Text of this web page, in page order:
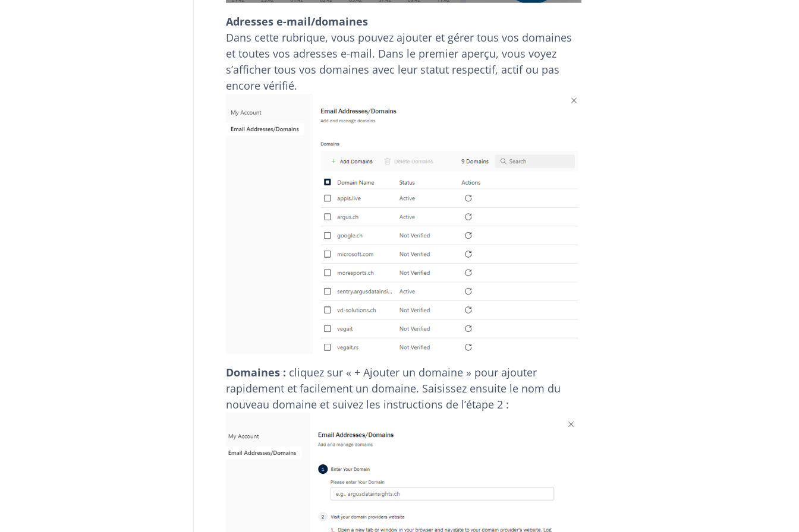
Adresses e-mail/domaines
Dans cette rubrique, vous pouvez ajouter et gérer tous vos domaines
et toutes vos adresses e-mail. Dans le premier aperçu, vous voyez
s’afficher tous vos domaines avec leur statut respectif, actif ou pas
encore vérifié.
Domaines : cliquez sur « + Ajouter un domaine » pour ajouter
rapidement et facilement un domaine. Saisissez ensuite le nom du
nouveau domaine et suivez les instructions de l’étape 2 :